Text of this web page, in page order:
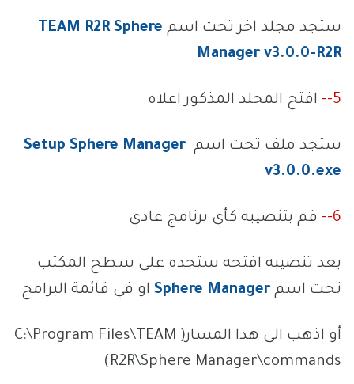
ستجد مجلد اخر تحت اسم TEAM R2R Sphere
Manager v3.0.0-R2R
5-- افتح المجلد المذكور اعلاه
ستجد ملف تحت اسم Setup Sphere Manager
v3.0.0.exe
6-- قم بتنصيبه كأي برنامج عادي
بعد تنصيبه افتحه ستجده على سطح المكتب
تحت اسمSphere Manager او في قائمة البرامج
أو اذهب الى هدا المسار( C:\Program Files\TEAM
R2R\Sphere Manager\commands)